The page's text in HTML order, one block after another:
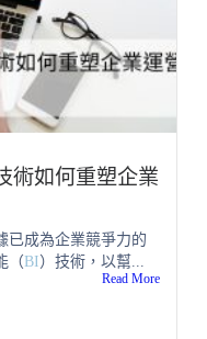
術如何重塑企業
已成為企業競爭力的
（BI）技術，以幫...
Read More